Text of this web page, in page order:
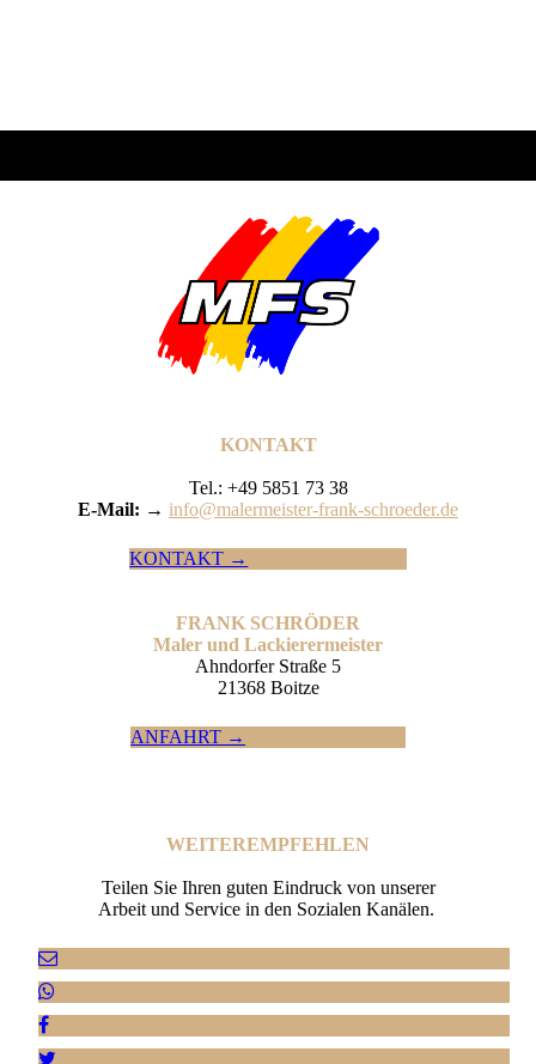
KONTAKT
Tel.: +49 5851 73 38
E-Mail: → info@malermeister-frank-schroeder.de
KONTAKT →
FRANK SCHRÖDER
Maler und Lackierermeister
Ahndorfer Straße 5
21368 Boitze
ANFAHRT →
WEITER­EMPFEHLEN
Teilen Sie Ihren guten Eindruck von unserer
Arbeit und Service in den Sozialen Kanälen.